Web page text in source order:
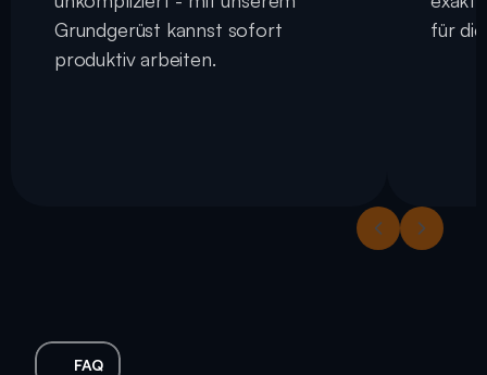
Grundgerüst kannst sofort
produktiv arbeiten.
für
FAQ